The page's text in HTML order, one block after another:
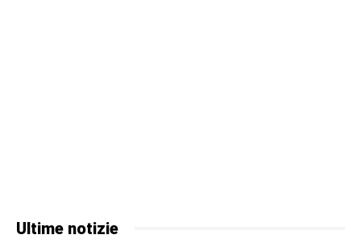
Ultime notizie